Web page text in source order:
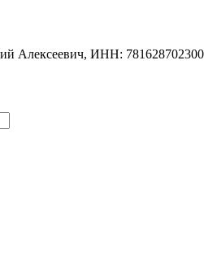
Алексеевич, ИНН: 781628702300